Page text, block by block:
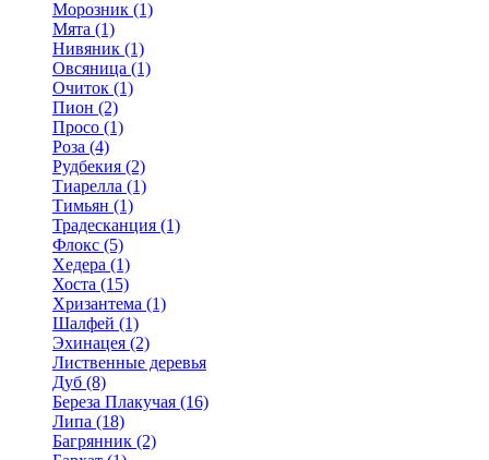
Морозник (1)
Мята (1)
Нивяник (1)
Овсяница (1)
Очиток (1)
Пион (2)
Просо (1)
Роза (4)
Рудбекия (2)
Тиарелла (1)
Тимьян (1)
Традесканция (1)
Флокс (5)
Хедера (1)
Хоста (15)
Хризантема (1)
Шалфей (1)
Эхинацея (2)
Лиственные деревья
Дуб (8)
Береза Плакучая (16)
Липа (18)
Багрянник (2)